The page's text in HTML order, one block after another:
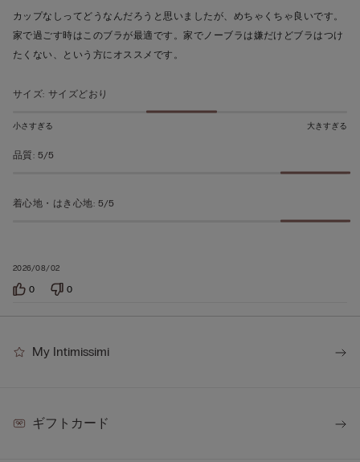
階
の
う
5
評
2026/08/02
カップなしってどうなんだろうと思いましたが、めちゃくちゃ良いです。
家で過ごす時はこのブラが最適です。家でノーブラは嫌だけどブラはつけ
たくない、という方にオススメです。
サイズ: サイズどおり
小さすぎる 大きすぎる
品質: 5/5
着心地・はき心地: 5/5
0 0
My Intimissimi
ギフトカード